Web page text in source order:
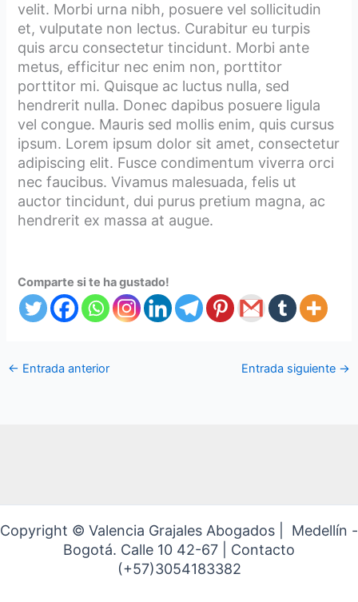
velit. Morbi urna nibh, posuere vel sollicitudin
et, vulputate non lectus. Curabitur eu turpis
quis arcu consectetur tincidunt. Morbi ante
metus, efficitur nec enim non, porttitor
porttitor mi. Quisque ac luctus nulla, sed
hendrerit nulla. Donec dapibus posuere ligula
vel congue. Mauris sed mollis enim, quis cursus
ipsum. Lorem ipsum dolor sit amet, consectetur
adipiscing elit. Fusce condimentum viverra orci
nec faucibus. Vivamus malesuada, felis ut
auctor tincidunt, dui purus pretium magna, ac
hendrerit ex massa at augue.
Comparte si te ha gustado!
← Entrada anterior Entrada siguiente →
Copyright © Valencia Grajales Abogados | Medellín -
Bogotá. Calle 10 42-67 | Contacto
(+57)3054183382